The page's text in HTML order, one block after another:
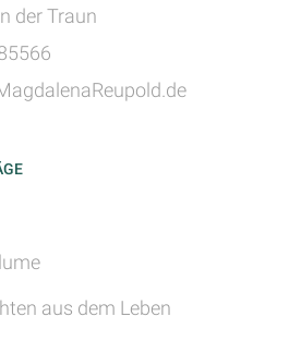
der Traun
aus dem Leben